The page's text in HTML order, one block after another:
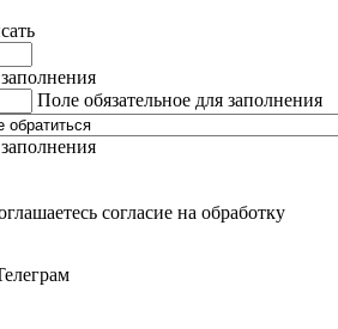
Поле обязательное для заполнения
согласие на обработку